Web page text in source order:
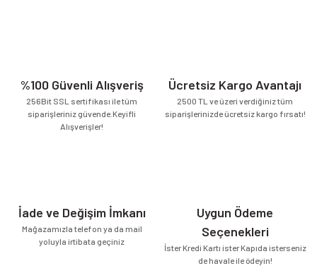
%100 Güvenli Alışveriş
256Bit SSL sertifikası ile tüm
siparişleriniz güvende.Keyifli
Alışverişler!
Ücretsiz Kargo Avantajı
2500 TL ve üzeri verdiğiniz tüm
siparişlerinizde ücretsiz kargo fırsatı!
İade ve Değişim İmkanı
Mağazamızla telefon ya da mail
yoluyla irtibata geçiniz
Uygun Ödeme
Seçenekleri
İster Kredi Kartı ister Kapıda isterseniz
de havale ile ödeyin!